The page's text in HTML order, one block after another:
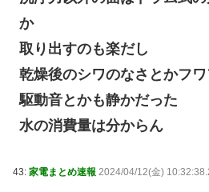
か
取り出すのも楽だし
乾燥後のシワのなさとかフ
駆動音とかも静かだった
水の消費量は分からん
43: 家電まとめ速報 2024/04/12(金)